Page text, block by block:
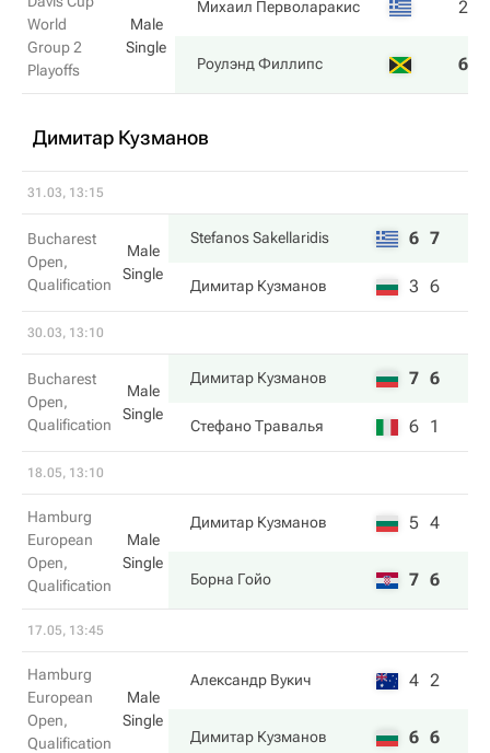
World
Group 2
Playoffs
Male
Single
Михаил Перволаракис 2
Роулэнд Филлипс 6
Димитар Кузманов
31.03, 13:15
Bucharest
Open,
Qualification
Male
Single
Stefanos Sakellaridis 6 7
Димитар Кузманов 3 6
30.03, 13:10
Bucharest
Open,
Qualification
Male
Single
Димитар Кузманов 7 6
Стефано Травалья 6 1
18.05, 13:10
Hamburg
European
Open,
Qualification
Male
Single
Димитар Кузманов 5 4
Борна Гойо 7 6
17.05, 13:45
Hamburg
European
Open,
Qualification
Male
Single
Александр Вукич 4 2
Димитар Кузманов 6 6